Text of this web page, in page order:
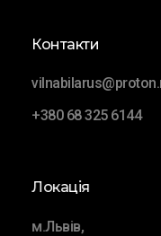
Контакти
+380 68 325 6144
Локація
м.Львів,